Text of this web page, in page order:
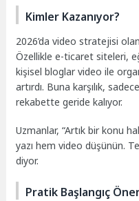
Kimler Kazanıyor?
2026’da video stratejisi
Özellikle e-ticaret siteleri,
kişisel bloglar video ile
artırdı. Buna karşılık,
rekabette geride kalıyor.
Uzmanlar, “Artık bir konu
yazı hem video düşünün.
diyor.
Pratik Başlangıç